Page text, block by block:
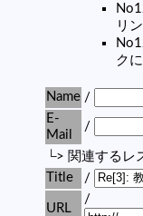
リ
ク
Name /
E-
Mail
/
└> 関連するレ
Title
/
URL
/